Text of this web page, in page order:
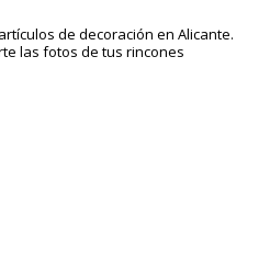
de decoración en Alicante.
las fotos de tus rincones